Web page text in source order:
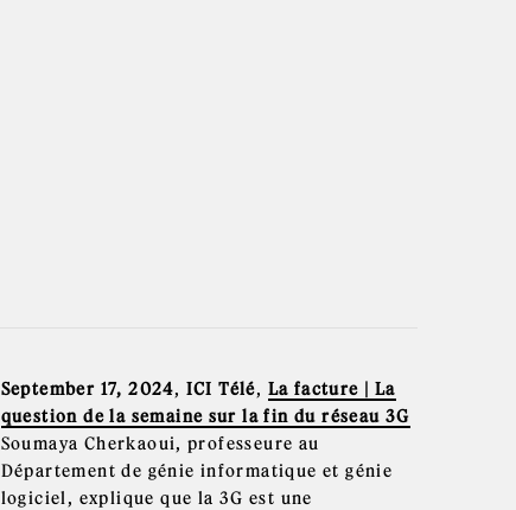
September 17, 2024, ICI Télé, La facture | La
question de la semaine sur la fin du réseau 3G
Soumaya Cherkaoui, professeure au
Département de génie informatique et génie
logiciel, explique que la 3G est une